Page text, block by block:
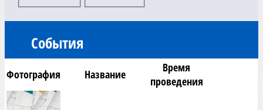
События
Фотография Название
Время
проведения